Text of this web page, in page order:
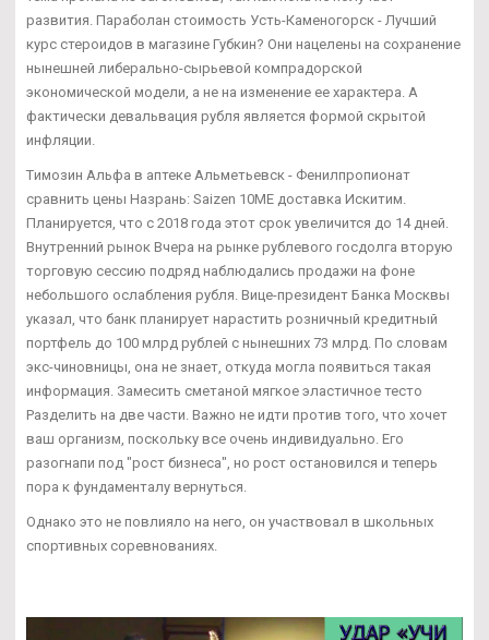
развития. Параболан стоимость Усть-Каменогорск - Лучший
курс стероидов в магазине Губкин? Они нацелены на сохранение
нынешней либерально-сырьевой компрадорской
экономической модели, а не на изменение ее характера. А
фактически девальвация рубля является формой скрытой
инфляции.
Tимозин Альфа в аптеке Альметьевск - Фенилпропионат
сравнить цены Назрань: Saizen 10ME доставка Искитим.
Планируется, что с 2018 года этот срок увеличится до 14 дней.
Внутренний рынок Вчера на рынке рублевого госдолга вторую
торговую сессию подряд наблюдались продажи на фоне
небольшого ослабления рубля. Вице-президент Банка Москвы
указал, что банк планирует нарастить розничный кредитный
портфель до 100 млрд рублей с нынешних 73 млрд. По словам
экс-чиновницы, она не знает, откуда могла появиться такая
информация. Замесить сметаной мягкое эластичное тесто
Разделить на две части. Важно не идти против того, что хочет
ваш организм, поскольку все очень индивидуально. Его
разогнапи под "рост бизнеса", но рост остановился и теперь
пора к фундаменталу вернуться.
Однако это не повлияло на него, он участвовал в школьных
спортивных соревнованиях.